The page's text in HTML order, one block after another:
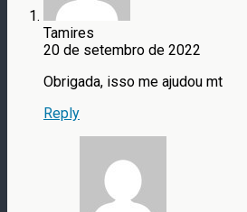
Tamires
20 de setembro de 2022
Obrigada, isso me ajudou mt
Reply